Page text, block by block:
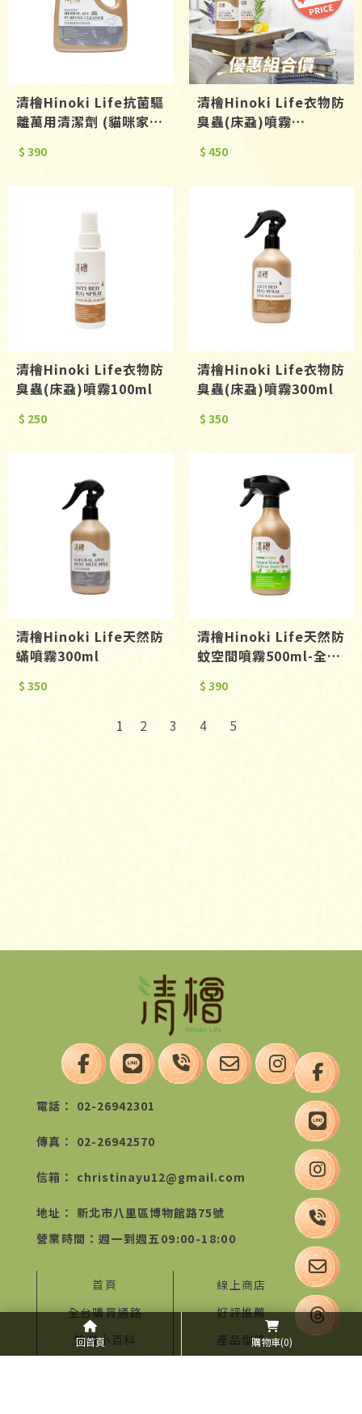
清檜Hinoki Life抗菌驅
離萬用清潔劑 (貓咪家庭
$ 390
清檜Hinoki Life衣物防
臭蟲(床蝨)噴霧
$ 450
清檜Hinoki Life衣物防
臭蟲(床蝨)噴霧100ml
$ 250
清檜Hinoki Life衣物防
臭蟲(床蝨)噴霧300ml
$ 350
清檜Hinoki Life天然防
蟎噴霧300ml
$ 350
清檜Hinoki Life天然防
蚊空間噴霧500ml-全新
$ 390
1 2 3 4 5
回首頁 購物車(0)
02-26942301
02-26942570
christinayu12@gmail.com
新北市八里區博物館路75號
首頁
線上商店
全台購買通路
好評推薦
知識小百科
產品型錄